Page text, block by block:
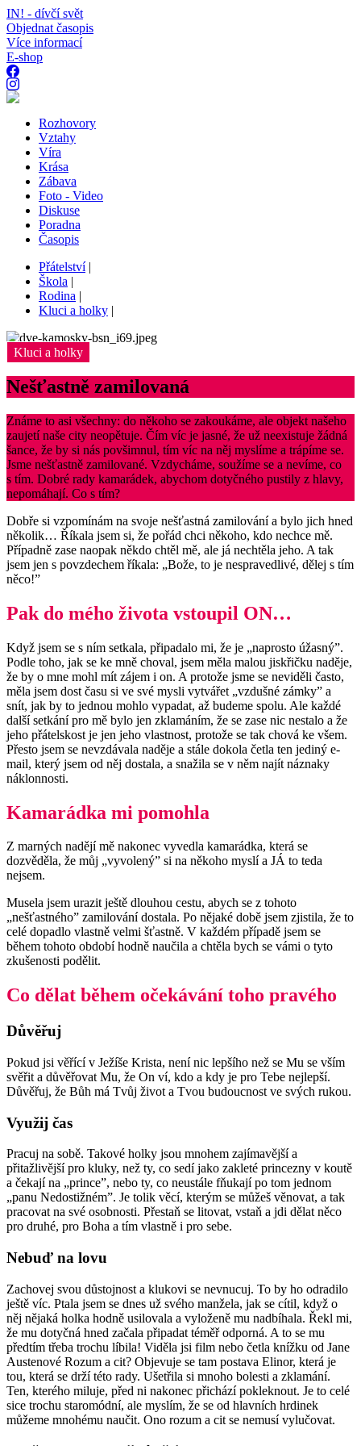
IN! - dívčí svět
Objednat časopis
Více informací
E-shop
Rozhovory
Vztahy
Víra
Krása
Zábava
Foto - Video
Diskuse
Poradna
Časopis
Přátelství|
Škola |
Rodina |
Kluci a holky |
Kluci a holky
Nešťastně zamilovaná
Známe to asi všechny: do někoho se zakoukáme, ale objekt našeho
zaujetí naše city neopětuje. Čím víc je jasné, že už neexistuje žádná
šance, že by si nás povšimnul, tím víc na něj myslíme a trápíme se.
Jsme nešťastně zamilované. Vzdycháme, soužíme se a nevíme, co
s tím. Dobré rady kamarádek, abychom dotyčného pustily z hlavy,
nepomáhají. Co s tím?
Dobře si vzpomínám na svoje nešťastná zamilování a bylo jich hned
několik… Říkala jsem si, že pořád chci někoho, kdo nechce mě.
Případně zase naopak někdo chtěl mě, ale já nechtěla jeho. A tak
jsem jen s povzdechem říkala: „Bože, to je nespravedlivé, dělej s tím
něco!”
Pak do mého života vstoupil ON…
Když jsem se s ním setkala, připadalo mi, že je „naprosto úžasný”.
Podle toho, jak se ke mně choval, jsem měla malou jiskřičku naděje,
že by o mne mohl mít zájem i on. A protože jsme se neviděli často,
měla jsem dost času si ve své mysli vytvářet „vzdušné zámky” a
snít, jak by to jednou mohlo vypadat, až budeme spolu. Ale každé
další setkání pro mě bylo jen zklamáním, že se zase nic nestalo a že
jeho přátelskost je jen jeho vlastnost, protože se tak chová ke všem.
Přesto jsem se nevzdávala naděje a stále dokola četla ten jediný e-
mail, který jsem od něj dostala, a snažila se v něm najít náznaky
náklonnosti.
Kamarádka mi pomohla
Z marných nadějí mě nakonec vyvedla kamarádka, která se
dozvěděla, že můj „vyvolený” si na někoho myslí a JÁ to teda
nejsem.
Musela jsem urazit ještě dlouhou cestu, abych se z tohoto
„nešťastného” zamilování dostala. Po nějaké době jsem zjistila, že to
celé dopadlo vlastně velmi šťastně. V každém případě jsem se
během tohoto období hodně naučila a chtěla bych se vámi o tyto
zkušenosti podělit.
Co dělat během očekávání toho pravého
Důvěřuj
Pokud jsi věřící v Ježíše Krista, není nic lepšího než se Mu se vším
svěřit a důvěřovat Mu, že On ví, kdo a kdy je pro Tebe nejlepší.
Důvěřuj, že Bůh má Tvůj život a Tvou budoucnost ve svých rukou.
Využij čas
Pracuj na sobě. Takové holky jsou mnohem zajímavější a
přitažlivější pro kluky, než ty, co sedí jako zakleté princezny v koutě
a čekají na „prince”, nebo ty, co neustále fňukají po tom jednom
„panu Nedostižném”. Je tolik věcí, kterým se můžeš věnovat, a tak
pracovat na své osobnosti. Přestaň se litovat, vstaň a jdi dělat něco
pro druhé, pro Boha a tím vlastně i pro sebe.
Nebuď na lovu
Zachovej svou důstojnost a klukovi se nevnucuj. To by ho odradilo
ještě víc. Ptala jsem se dnes už svého manžela, jak se cítil, když o
něj nějaká holka hodně usilovala a vyloženě mu nadbíhala. Řekl mi,
že mu dotyčná hned začala připadat téměř odporná. A to se mu
předtím třeba trochu líbila! Viděla jsi film nebo četla knížku od Jane
Austenové Rozum a cit? Objevuje se tam postava Elinor, která je
tou, která se drží této rady. Ušetřila si mnoho bolesti a zklamání.
Ten, kterého miluje, před ni nakonec přichází pokleknout. Je to celé
sice trochu staromódní, ale myslím, že se od hlavních hrdinek
můžeme mnohému naučit. Ono rozum a cit se nemusí vylučovat.